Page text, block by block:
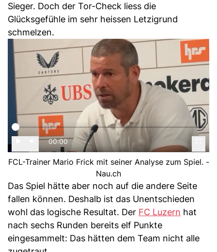
Sieger. Doch der Tor-Check liess die
Glücksgefühle im sehr heissen Letzigrund
schmelzen.
00:00
FCL-Trainer Mario Frick mit seiner Analyse zum Spiel. -
Nau.ch
Das Spiel hätte aber noch auf die andere Seite
fallen können. Deshalb ist das Unentschieden
wohl das logische Resultat. Der FC Luzern hat
nach sechs Runden bereits elf Punkte
eingesammelt: Das hätten dem Team nicht alle